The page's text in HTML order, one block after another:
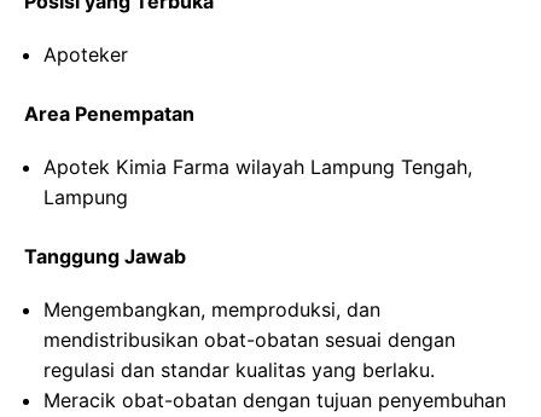
Apoteker
Area Penempatan
Apotek Kimia Farma wilayah Lampung Tengah,
Lampung
Tanggung Jawab
Mengembangkan, memproduksi, dan
mendistribusikan obat-obatan sesuai dengan
regulasi dan standar kualitas yang berlaku.
Meracik obat-obatan dengan tujuan penyembuhan